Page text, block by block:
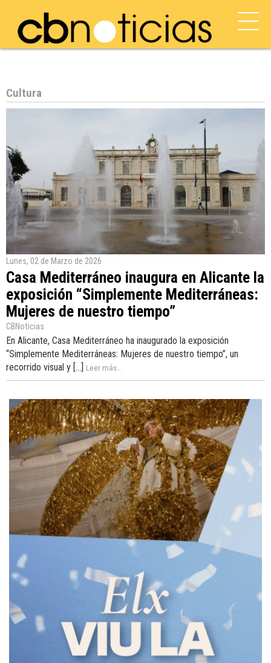
Cultura
Lunes, 02 de Marzo de 2026
Casa Mediterráneo inaugura en Alicante la
exposición “Simplemente Mediterráneas:
Mujeres de nuestro tiempo”
CBNoticias
En Alicante, Casa Mediterráneo ha inaugurado la exposición
“Simplemente Mediterráneas: Mujeres de nuestro tiempo”, un
recorrido visual y [...] Leer más...